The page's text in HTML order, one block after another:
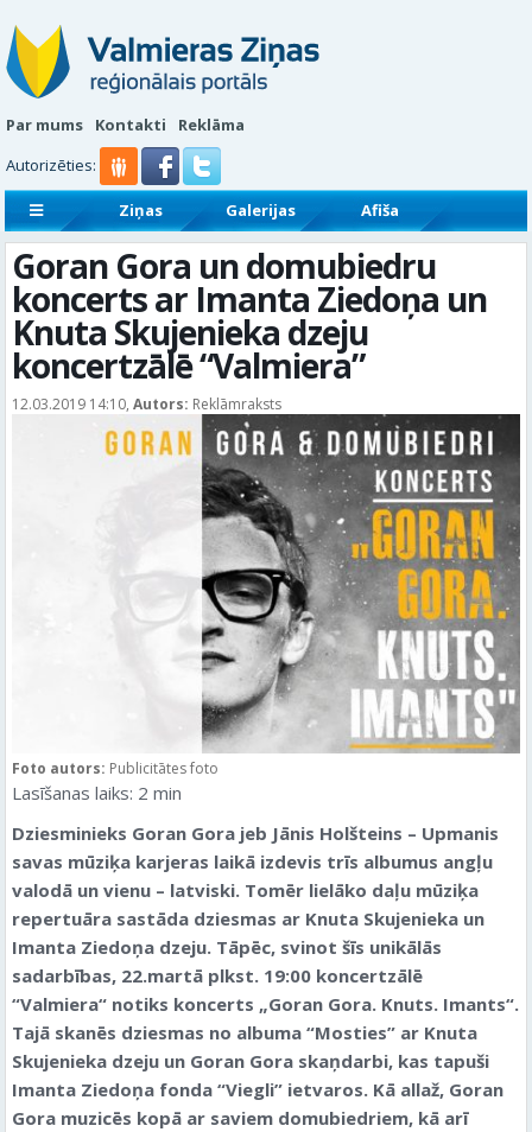
Par mums Kontakti
Reklāma
Autorizēties:
Ziņas Galerijas
Afiša
Sludinājumi
Reklāmraksti
Goran Gora un domubiedru
koncerts ar Imanta Ziedoņa un
Knuta Skujenieka dzeju
koncertzālē “Valmiera”
12.03.2019 14:10, Autors: Reklāmraksts
Foto autors: Publicitātes foto
Lasīšanas laiks: 2 min
Dziesminieks Goran Gora jeb Jānis Holšteins – Upmanis
savas mūziķa karjeras laikā izdevis trīs albumus angļu
valodā un vienu – latviski. Tomēr lielāko daļu mūziķa
repertuāra sastāda dziesmas ar Knuta Skujenieka un
Imanta Ziedoņa dzeju. Tāpēc, svinot šīs unikālās
sadarbības, 22.martā plkst. 19:00 koncertzālē
“Valmiera“ notiks koncerts „Goran Gora. Knuts. Imants“.
Tajā skanēs dziesmas no albuma “Mosties” ar Knuta
Skujenieka dzeju un Goran Gora skaņdarbi, kas tapuši
Imanta Ziedoņa fonda “Viegli” ietvaros. Kā allaž, Goran
Gora muzicēs kopā ar saviem domubiedriem, kā arī